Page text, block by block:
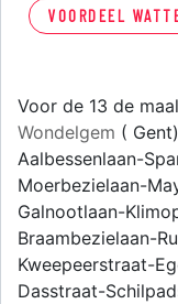
VOORDEEL
Voor de 13 de
Wondelgem (
Aalbessenlaan-
Moerbezielaan-
Galnootlaan-
Braambezielaan-
Kweepeerstraat-
Dasstraat-